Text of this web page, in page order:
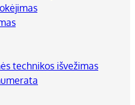
technikos išvežimas